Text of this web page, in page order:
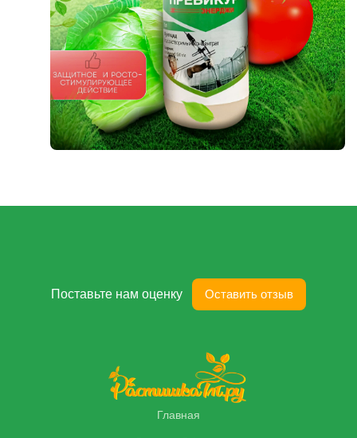
Поставьте нам оценку Оставить отзыв
Главная